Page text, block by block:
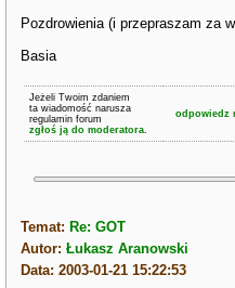
Pozdrowienia (i przepraszam za
Basia
Jeżeli Twoim zdaniem
ta wiadomość narusza
regulamin forum
zgłoś ją do moderatora.
odpowiedz
Temat: Re: GOT
Autor:Łukasz Aranowski
Data: 2003-01-21 15:22:53